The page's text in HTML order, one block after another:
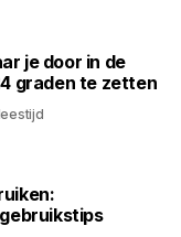
je door in de
graden te zetten